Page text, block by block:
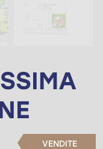
VENDITE